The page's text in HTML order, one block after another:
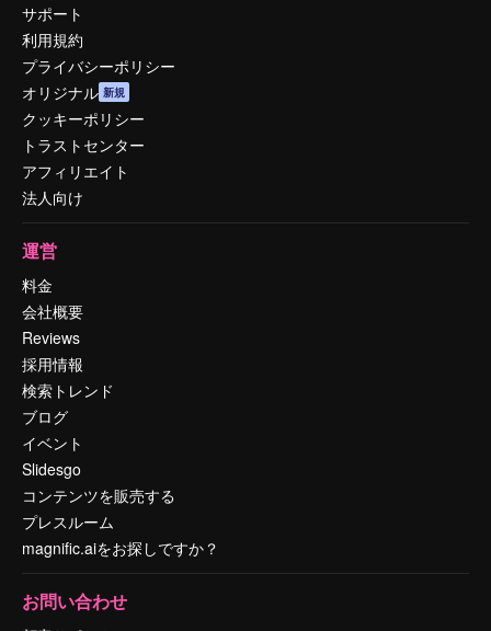
サポート
利用規約
プライバシーポリシー
オリジナル 新規
クッキーポリシー
トラストセンター
アフィリエイト
法人向け
運営
料金
会社概要
Reviews
採用情報
検索トレンド
ブログ
イベント
Slidesgo
コンテンツを販売する
プレスルーム
magnific.aiをお探しですか？
お問い合わせ